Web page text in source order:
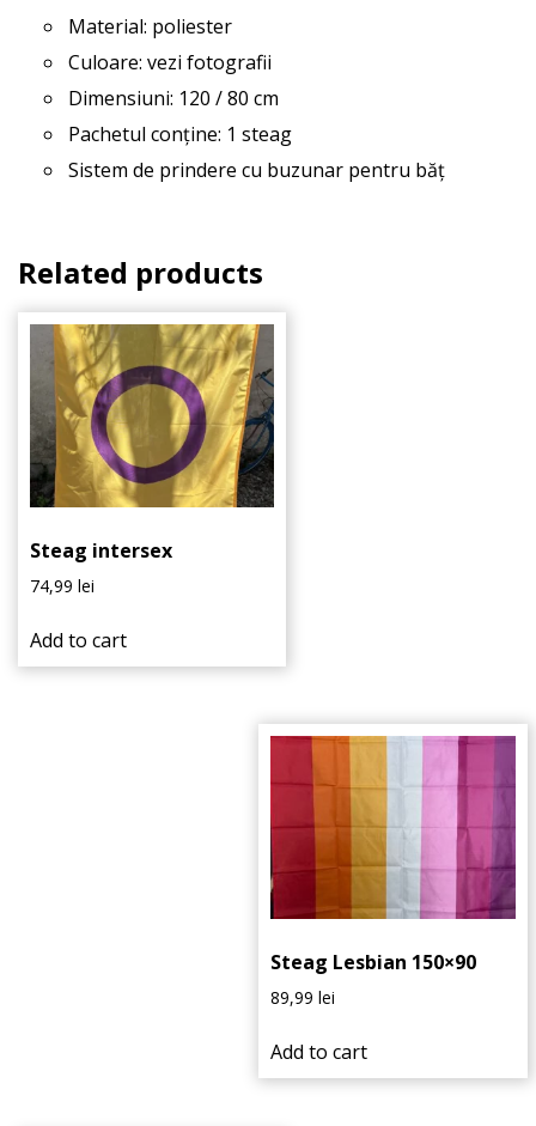
Material: poliester
Culoare: vezi fotografii
Dimensiuni: 120 / 80 cm
Pachetul conține: 1 steag
Sistem de prindere cu buzunar pentru băț
Related products
Steag intersex
74,99 lei
Add to cart
Steag Lesbian 150×90
89,99lei
Add to cart